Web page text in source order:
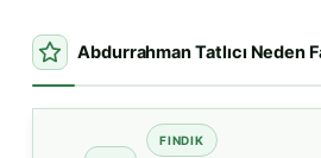
Abdurrahman Tatlıcı Neden
FINDIK